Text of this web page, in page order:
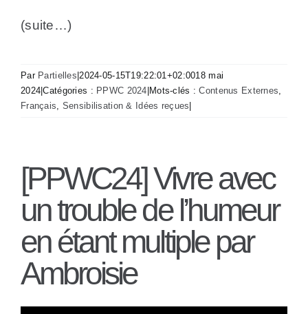
(suite…)
Par Partielles 2024-05-15T19:22:01+02:0018 mai
2024 |Catégories : PPWC 2024 Mots-clés :Contenus Externes
Français
Sensibilisation & Idées reçues
[PPWC24] Vivre avec
un trouble de l’humeur
en étant multiple par
Ambroisie